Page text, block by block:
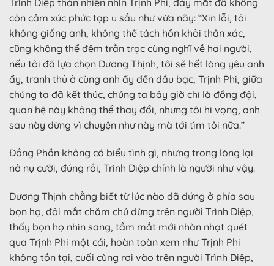
còn cảm xúc phức tạp u sầu như vừa nãy: “Xin lỗi, tôi
không giống anh, không thể tách hồn khỏi thân xác,
cũng không thể đêm trằn trọc cùng nghĩ về hai người,
nếu tôi đã lựa chọn Dương Thịnh, tôi sẽ hết lòng yêu anh
ấy, tranh thủ ở cùng anh ấy đến đầu bạc, Trịnh Phi, giữa
chúng ta đã kết thúc, chúng ta bây giờ chỉ là đồng đội,
quan hệ này không thể thay đổi, nhưng tôi hi vọng, anh
sau này đừng vì chuyện như này mà tới tìm tôi nữa.”
Đồng Phồn không có biểu tình gì, nhưng trong lòng lại
nở nụ cười, đúng rồi, Trình Diệp chính là người như vậy.
Dương Thịnh chẳng biết từ lúc nào đã đứng ở phía sau
bọn họ, đôi mắt chăm chú dừng trên người Trình Diệp,
thấy bọn họ nhìn sang, tầm mắt mới nhàn nhạt quét
qua Trịnh Phi một cái, hoàn toàn xem như Trịnh Phi
không tồn tại, cuối cùng rơi vào trên người Trình Diệp,